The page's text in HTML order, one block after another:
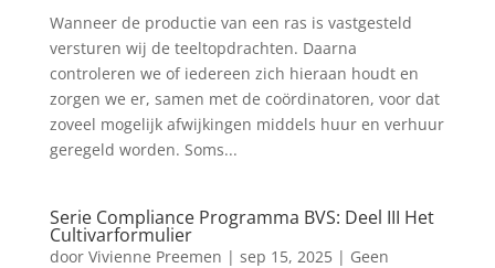
Wanneer de productie van een ras is vastgesteld
versturen wij de teeltopdrachten. Daarna
controleren we of iedereen zich hieraan houdt en
zorgen we er, samen met de coördinatoren, voor dat
zoveel mogelijk afwijkingen middels huur en verhuur
geregeld worden. Soms...
Serie Compliance Programma BVS: Deel III Het
Cultivarformulier
door Vivienne Preemen | sep 15, 2025| Geen